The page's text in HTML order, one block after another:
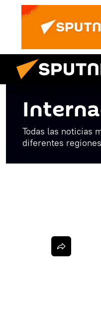
Todas las noticias
diferentes